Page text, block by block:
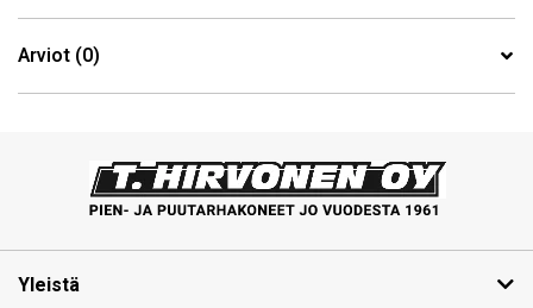
Arviot (0)
Yleistä